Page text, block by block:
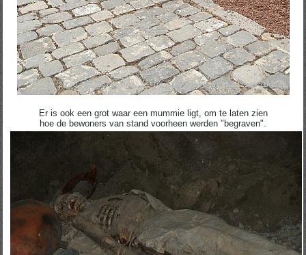
Er is ook een grot waar een mummie ligt, om te laten zien
hoe de bewoners van stand voorheen werden "begraven".